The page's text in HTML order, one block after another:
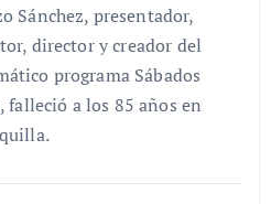
Sánchez, presentador,
director y creador del
programa Sábados
falleció a los 85 años en